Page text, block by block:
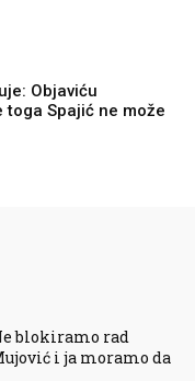
Objaviću
toga Spajić ne može
blokiramo rad
i ja moramo da